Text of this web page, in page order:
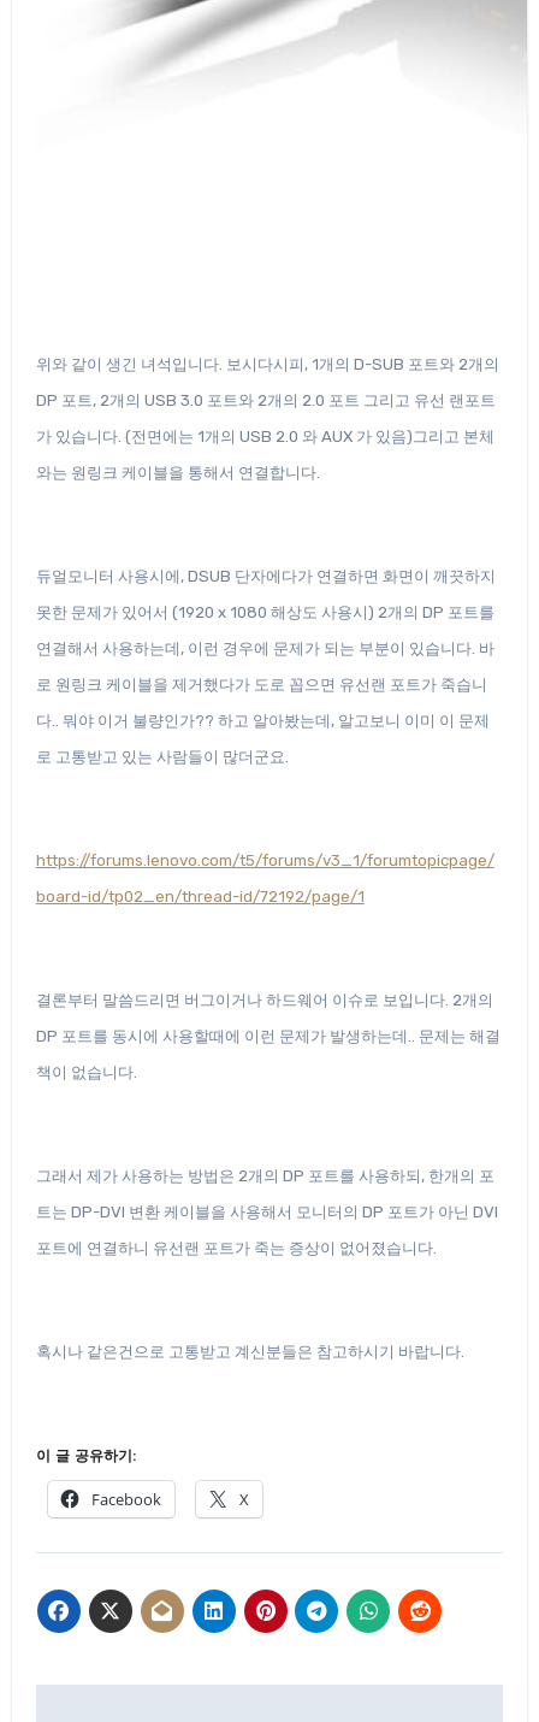
위와 같이 생긴 녀석입니다. 보시다시피, 1개의 D-SUB 포트와 2개의
DP 포트, 2개의 USB 3.0 포트와 2개의 2.0 포트 그리고 유선 랜포트
가 있습니다. (전면에는 1개의 USB 2.0 와 AUX 가 있음)그리고 본체
와는 원링크 케이블을 통해서 연결합니다.
듀얼모니터 사용시에, DSUB 단자에다가 연결하면 화면이 깨끗하지
못한 문제가 있어서 (1920 x 1080 해상도 사용시) 2개의 DP 포트를
연결해서 사용하는데, 이런 경우에 문제가 되는 부분이 있습니다. 바
로 원링크 케이블을 제거했다가 도로 꼽으면 유선랜 포트가 죽습니
다.. 뭐야 이거 불량인가?? 하고 알아봤는데, 알고보니 이미 이 문제
로 고통받고 있는 사람들이 많더군요.
https://forums.lenovo.com/t5/forums/v3_1/forumtopicpage/
board-id/tp02_en/thread-id/72192/page/1
결론부터 말씀드리면 버그이거나 하드웨어 이슈로 보입니다. 2개의
DP 포트를 동시에 사용할때에 이런 문제가 발생하는데.. 문제는 해결
책이 없습니다.
그래서 제가 사용하는 방법은 2개의 DP 포트를 사용하되, 한개의 포
트는 DP-DVI 변환 케이블을 사용해서 모니터의 DP 포트가 아닌 DVI
포트에 연결하니 유선랜 포트가 죽는 증상이 없어졌습니다.
혹시나 같은건으로 고통받고 계신분들은 참고하시기 바랍니다.
이 글 공유하기:
Facebook X